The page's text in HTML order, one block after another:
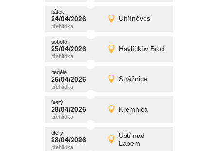
pátek
24/04/2026 Uhříněves
pátek
24/04/2026 Detail
promítání
sobota
25/04/2026 Havlíčkův Brod
sobota
25/04/2026 Detail
promítání
neděle
26/04/2026 Strážnice
neděle
26/04/2026 Detail
promítání
úterý
28/04/2026 Kremnica
úterý
28/04/2026 Detail
promítání
úterý
28/04/2026
Ústí nad
Labem
úterý
28/04/2026 Detail
promítání